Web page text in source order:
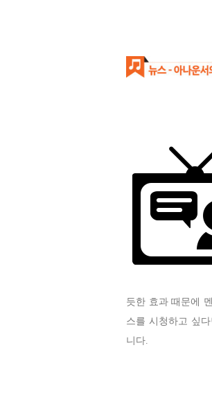
듯한 효과 때문에
스를 시청하고 싶
니다.